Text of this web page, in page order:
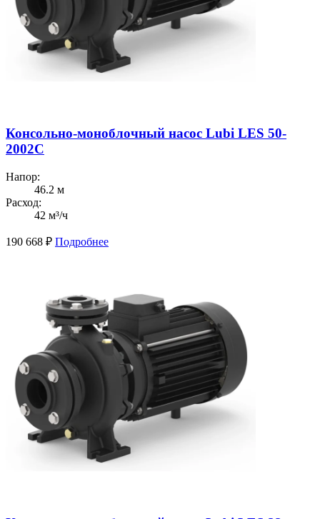
Консольно-моноблочный насос Lubi LES 50-
2002C
Напор:
46.2 м
Расход:
42 м³/ч
190 668 ₽ Подробнее